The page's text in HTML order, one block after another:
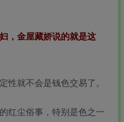
，金屋藏娇说的就是这
性就不会是钱色交易了。
红尘俗事，特别是色之一